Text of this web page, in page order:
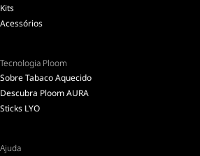
Kits
Acessórios
Tecnologia Ploom
Sobre Tabaco Aquecido
Descubra Ploom AURA
Sticks LYO
Ajuda